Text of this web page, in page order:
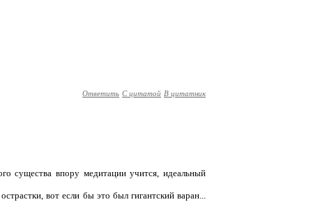
Ответить С цитатой В цитатник
существа впору медитации учится, идеальный
вот если бы это был гигантский варан...